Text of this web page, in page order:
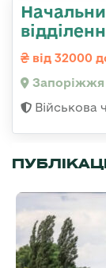
від 32000
Запоріжжя
Військова